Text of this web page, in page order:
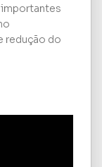
redução do